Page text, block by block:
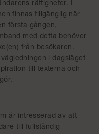
rättigheter. I
finnas tillgänglig när
första gången,
med detta behöver
från besökaren.
i dagsläget
till texterna och
är intresserad av att
till fullständig